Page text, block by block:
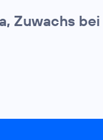
Zuwachs bei